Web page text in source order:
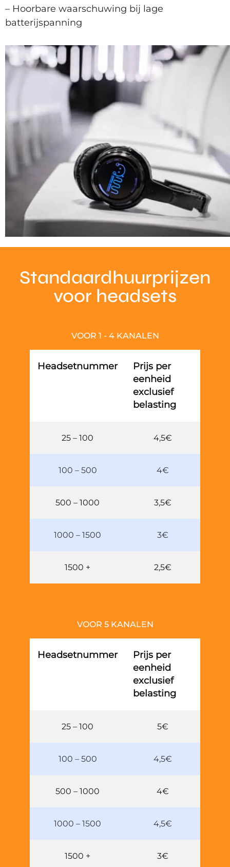
– Hoorbare waarschuwing bij lage
batterijspanning
Standaardhuurprijzen
voor headsets
VOOR 1 - 4 KANALEN
Headsetnummer
Prijs per
eenheid
exclusief
belasting
25 – 100 4,5€
100 – 500 4€
500 – 1000 3,5€
1000 – 1500 3€
1500 + 2,5€
VOOR 5 KANALEN
Headsetnummer
Prijs per
eenheid
exclusief
belasting
25 – 100 5€
100 – 500 4,5€
500 – 1000 4€
1000 – 1500 4,5€
1500 + 3€